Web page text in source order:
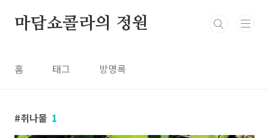
마담쇼콜라의 정원
홈 태그 방명록
취나물 1